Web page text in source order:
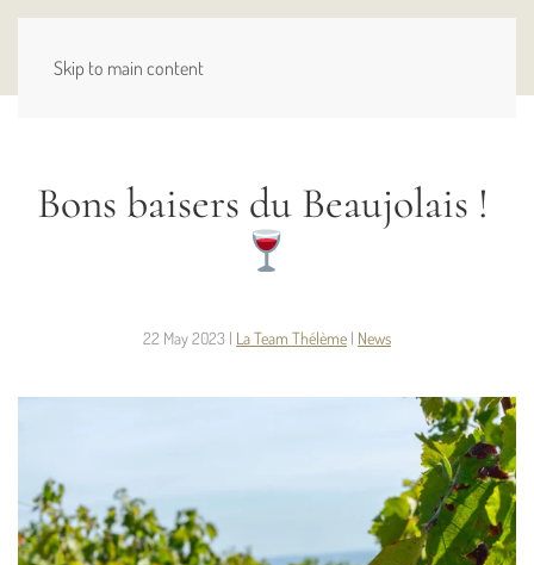
Skip to main content
Bons baisers du Beaujolais !
22 May 2023 | La Team Thélème | News